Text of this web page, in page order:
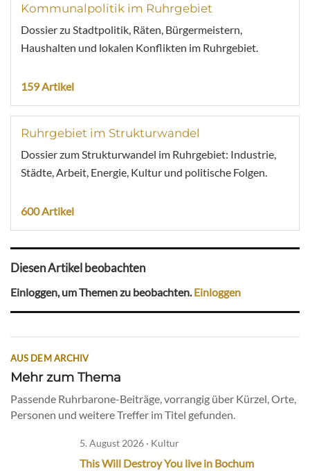
Kommunalpolitik im Ruhrgebiet
Dossier zu Stadtpolitik, Räten, Bürgermeistern,
Haushalten und lokalen Konflikten im Ruhrgebiet.
159 Artikel
Ruhrgebiet im Strukturwandel
Dossier zum Strukturwandel im Ruhrgebiet: Industrie,
Städte, Arbeit, Energie, Kultur und politische Folgen.
600 Artikel
Diesen Artikel beobachten
Einloggen, um Themen zu beobachten.Einloggen
AUS DEM ARCHIV
Mehr zum Thema
Passende Ruhrbarone-Beiträge, vorrangig über Kürzel, Orte,
Personen und weitere Treffer im Titel gefunden.
5. August 2026 · Kultur
This Will Destroy You live in Bochum